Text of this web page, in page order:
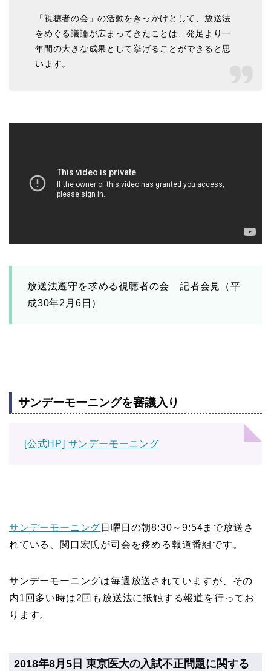
「視聴者の会」の活動をきっかけとして、放送法
をめぐる議論が広まってきたことは、発足より一
年間の大きな成果として挙げることができると思
います。
放送法遵守を求める視聴者の会 記者会見（平
成30年2月6日）
サンデーモーニングを審議入り
[公式HP] サンデーモーニング
サンデーモーニング 日曜日の朝8:30～9:54まで放送さ
れている、関口宏氏が司会を務める報道番組です。
サンデーモーニングは毎週放送されていますが、その
内1回多い時は2回も放送法に抵触する報道を行ってお
ります。
2018年8月5日 東京医大の入試不正問題に関する